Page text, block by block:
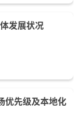
发展状况
优先级及本地化